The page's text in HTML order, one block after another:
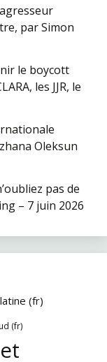
par Simon
le boycott
les JJR, le
Oleksun
pas de
– 7 juin 2026
(fr)
(fr)